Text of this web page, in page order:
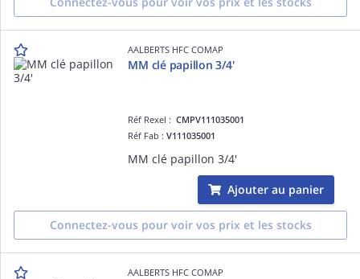
AALBERTS HFC COMAP
MM clé papillon 3/4'
Réf Rexel :CMPV111035001
Réf Fab :V111035001
MM clé papillon 3/4'
Ajouter au panier
Connectez-vous pour voir vos prix et les stocks
AALBERTS HFC COMAP